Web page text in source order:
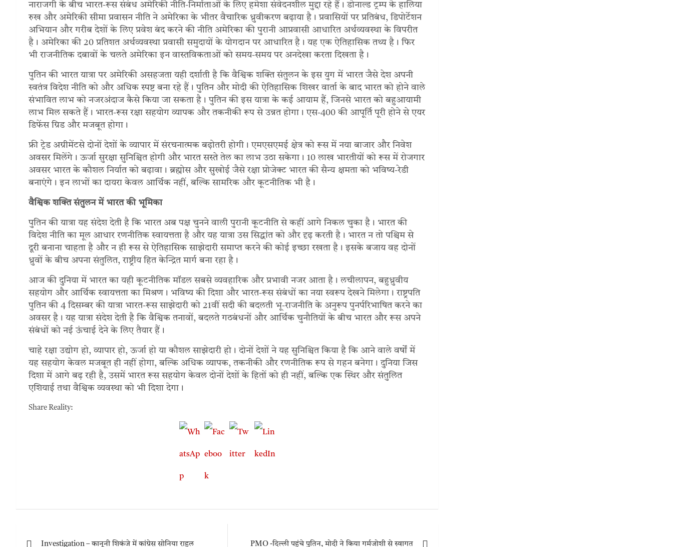
नाराजगी के बीच भारत-रूस संबंध अमेरिकी नीति-निर्माताओं के लिए हमेशा संवेदनशील मुद्दा रहे हैं। डोनाल्ड ट्रम्प के हालिया
रुख और अमेरिकी सीमा प्रवासन नीति ने अमेरिका के भीतर वैचारिक ध्रुवीकरण बढ़ाया है। प्रवासियों पर प्रतिबंध, डिपोर्टेशन
अभियान और गरीब देशों के लिए प्रवेश बंद करने की नीति अमेरिका की पुरानी आप्रवासी आधारित अर्थव्यवस्था के विपरीत
है। अमेरिका की 20 प्रतिशत अर्थव्यवस्था प्रवासी समुदायों के योगदान पर आधारित है। यह एक ऐतिहासिक तथ्य है। फिर
भी राजनीतिक दबावों के चलते अमेरिका इन वास्तविकताओं को समय-समय पर अनदेखा करता दिखता है।
पुतिन की भारत यात्रा पर अमेरिकी असहजता यही दर्शाती है कि वैश्विक शक्ति संतुलन के इस युग में भारत जैसे देश अपनी
स्वतंत्र विदेश नीति को और अधिक स्पष्ट बना रहे हैं। पुतिन और मोदी की ऐतिहासिक शिखर वार्ता के बाद भारत को होने वाले
संभावित लाभ को नजरअंदाज कैसे किया जा सकता है। पुतिन की इस यात्रा के कई आयाम हैं, जिनसे भारत को बहुआयामी
लाभ मिल सकते हैं। भारत-रूस रक्षा सहयोग व्यापक और तकनीकी रूप से उन्नत होगा। एस-400 की आपूर्ति पूरी होने से एयर
डिफेंस ग्रिड और मजबूत होगा।
फ्री ट्रेड अग्रीमेंटसे दोनों देशों के व्यापार में संरचनात्मक बढ़ोतरी होगी। एमएसएमई क्षेत्र को रूस में नया बाजार और निवेश
अवसर मिलेंगे। ऊर्जा सुरक्षा सुनिश्चित होगी और भारत सस्ते तेल का लाभ उठा सकेगा। 10 लाख भारतीयों को रूस में रोजगार
अवसर भारत के कौशल निर्यात को बढ़ावा। ब्रह्मोस और सुखोई जैसे रक्षा प्रोजेक्ट भारत की सैन्य क्षमता को भविष्य-रेडी
बनाएंगे। इन लाभों का दायरा केवल आर्थिक नहीं, बल्कि सामरिक और कूटनीतिक भी है।
वैश्विक शक्ति संतुलन में भारत की भूमिका
पुतिन की यात्रा यह संदेश देती है कि भारत अब पक्ष चुनने वाली पुरानी कूटनीति से कहीं आगे निकल चुका है। भारत की
विदेश नीति का मूल आधार रणनीतिक स्वायत्तता है और यह यात्रा उस सिद्धांत को और दृढ़ करती है। भारत न तो पश्चिम से
दूरी बनाना चाहता है और न ही रूस से ऐतिहासिक साझेदारी समाप्त करने की कोई इच्छा रखता है। इसके बजाय वह दोनों
ध्रुवों के बीच अपना संतुलित, राष्ट्रीय हित केन्द्रित मार्ग बना रहा है।
आज की दुनिया में भारत का यही कूटनीतिक मॉडल सबसे व्यवहारिक और प्रभावी नजर आता है। लचीलापन, बहुध्रुवीय
सहयोग और आर्थिक स्वायत्तता का मिश्रण। भविष्य की दिशा और भारत-रूस संबंधों का नया स्वरूप देखने मिलेगा। राष्ट्रपति
पुतिन की 4 दिसम्बर की यात्रा भारत-रूस साझेदारी को 21वीं सदी की बदलती भू-राजनीति के अनुरूप पुनर्परिभाषित करने का
अवसर है। यह यात्रा संदेश देती है कि वैश्विक तनावों, बदलते गठबंधनों और आर्थिक चुनौतियों के बीच भारत और रूस अपने
संबंधों को नई ऊंचाई देने के लिए तैयार हैं।
चाहे रक्षा उद्योग हो, व्यापार हो, ऊर्जा हो या कौशल साझेदारी हो। दोनों देशों ने यह सुनिश्चित किया है कि आने वाले वर्षों में
यह सहयोग केवल मजबूत ही नहीं होगा, बल्कि अधिक व्यापक, तकनीकी और रणनीतिक रूप से गहन बनेगा। दुनिया जिस
दिशा में आगे बढ़ रही है, उसमें भारत रूस सहयोग केवल दोनों देशों के हितों को ही नहीं, बल्कि एक स्थिर और संतुलित
एशियाई तथा वैश्विक व्यवस्था को भी दिशा देगा।
Share Reality:
Investigation – कानूनी शिकंजे में कांग्रेस सोनिया राहुल PMO -दिल्ली पहुंचे पुतिन, मोदी ने किया गर्मजोशी से स्वागत